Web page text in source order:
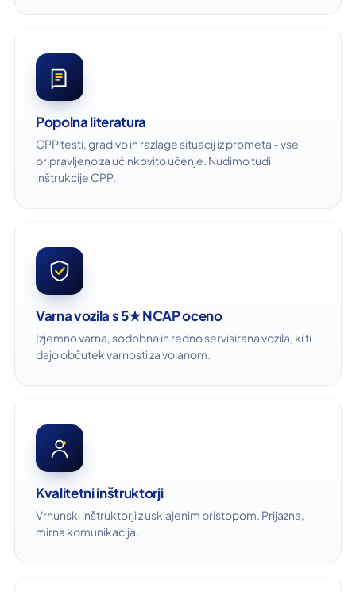
Popolna literatura
CPP testi, gradivo in razlage situacij iz prometa - vse
pripravljeno za učinkovito učenje. Nudimo tudi
inštrukcije CPP.
Varna vozila s 5★ NCAP oceno
Izjemno varna, sodobna in redno servisirana vozila, ki ti
dajo občutek varnosti za volanom.
Kvalitetni inštruktorji
Vrhunski inštruktorji z usklajenim pristopom. Prijazna,
mirna komunikacija.